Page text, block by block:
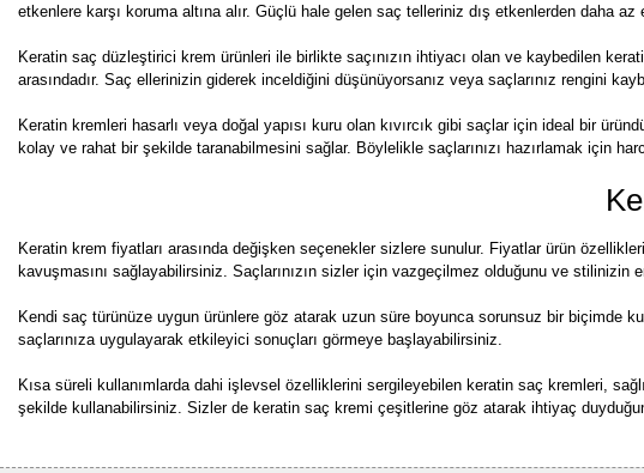
etkenlere karşı koruma altına alır. Güçlü hale gelen saç telleriniz dış etkenlerden daha az
Keratin saç düzleştirici krem ürünleri ile birlikte saçınızın ihtiyacı olan ve kaybedilen
arasındadır. Saç ellerinizin giderek inceldiğini düşünüyorsanız veya saçlarınız rengini
Keratin kremleri hasarlı veya doğal yapısı kuru olan kıvırcık gibi saçlar için ideal bir
kolay ve rahat bir şekilde taranabilmesini sağlar. Böylelikle saçlarınızı hazırlamak için
Keratin krem fiyatları arasında değişken seçenekler sizlere sunulur. Fiyatlar ürün
kavuşmasını sağlayabilirsiniz. Saçlarınızın sizler için vazgeçilmez olduğunu ve stilinizin
Kendi saç türünüze uygun ürünlere göz atarak uzun süre boyunca sorunsuz bir biçimde
saçlarınıza uygulayarak etkileyici sonuçları görmeye başlayabilirsiniz.
Kısa süreli kullanımlarda dahi işlevsel özelliklerini sergileyebilen keratin saç kremleri,
şekilde kullanabilirsiniz. Sizler de keratin saç kremi çeşitlerine göz atarak ihtiyaç